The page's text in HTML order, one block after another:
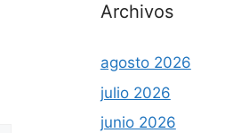
Archivos
agosto 2026
julio 2026
junio 2026